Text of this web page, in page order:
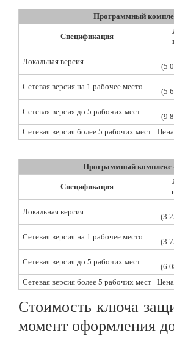
Программный
Спецификация
Локальная версия
(5
Сетевая версия на 1 рабочее место
(5
Сетевая версия до 5 рабочих мест
(9
Сетевая версия более 5 рабочих мест
Программный комплекс
Спецификация
Локальная версия
(3
Сетевая версия на 1 рабочее место
(3
Сетевая версия до 5 рабочих мест
(6
Сетевая версия более 5 рабочих мест
Стоимость ключа
момент оформления